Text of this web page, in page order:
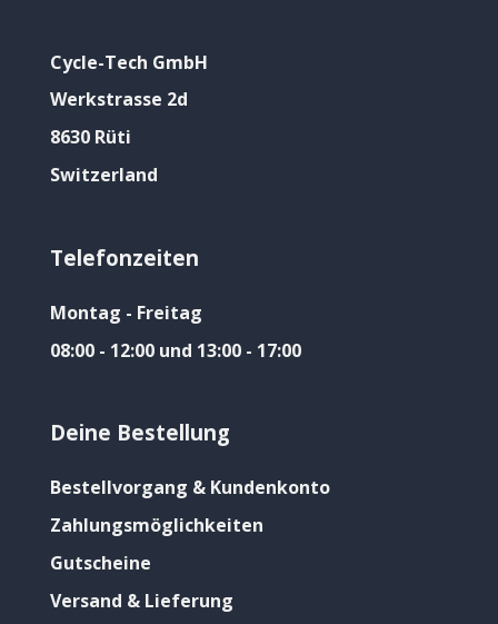
Cycle-Tech GmbH
Werkstrasse 2d
8630 Rüti
Switzerland
Telefonzeiten
Montag - Freitag
08:00 - 12:00 und 13:00 - 17:00
Deine Bestellung
Bestellvorgang & Kundenkonto
Zahlungsmöglichkeiten
Gutscheine
Versand & Lieferung